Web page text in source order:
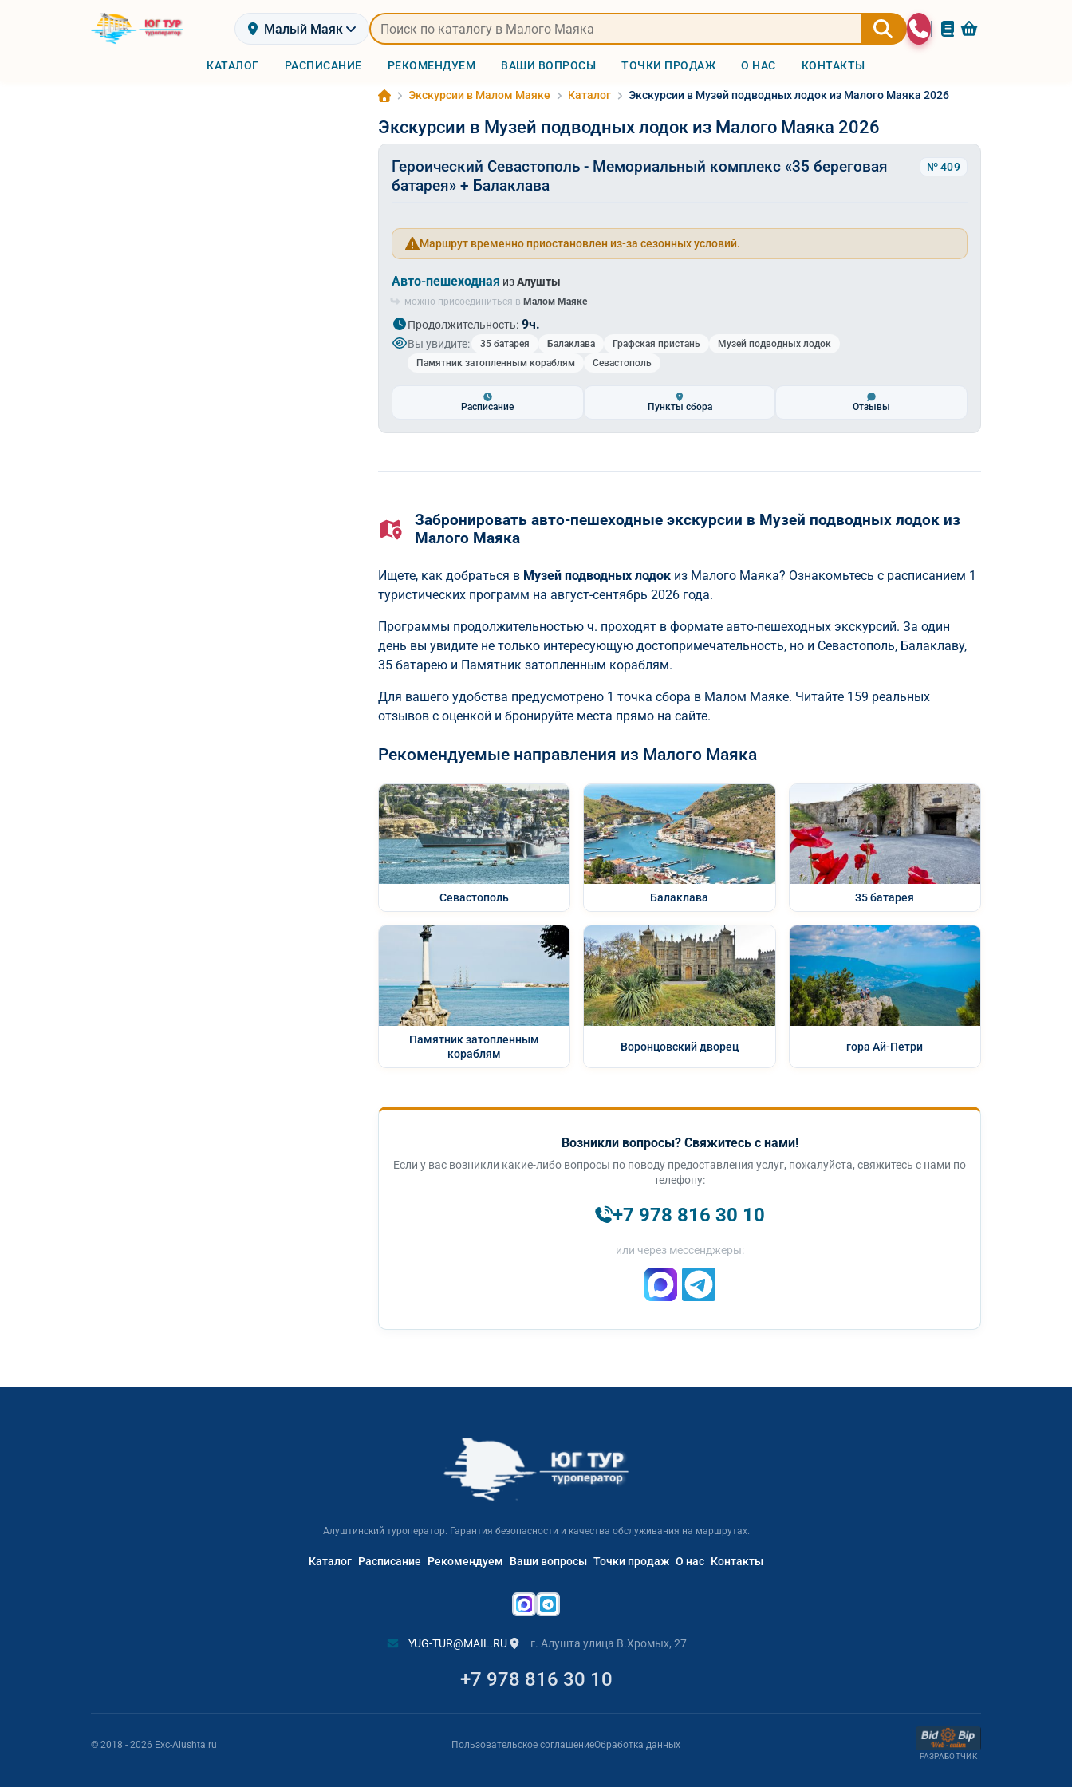
Малый Маяк
КАТАЛОГ РАСПИСАНИЕ РЕКОМЕНДУЕМ ВАШИ ВОПРОСЫ ТОЧКИ ПРОДАЖ О НАС КОНТАКТЫ
Экскурсии в Малом Маяке Каталог Экскурсии в Музей подводных лодок из Малого Маяка 2026
Экскурсии в Музей подводных лодок из Малого Маяка 2026
Героический Севастополь - Мемориальный комплекс «35 береговая
батарея» + Балаклава
№ 409
Маршрут временно приостановлен из-за сезонных условий.
Авто-пешеходная изАлушты
можно присоединиться в Малом Маяке
Продолжительность: 9ч.
Вы увидите: 35 батарея Балаклава Графская пристань
Музей подводных лодок
Памятник затопленным кораблям
Севастополь
Расписание Пункты сбора Отзывы
Забронировать авто-пешеходные экскурсии в Музей подводных лодок из
Малого Маяка
Ищете, как добраться в Музей подводных лодок из Малого Маяка? Ознакомьтесь с расписанием 1
туристических программ на август-сентябрь 2026 года.
Программы продолжительностью ч. проходят в формате авто-пешеходных экскурсий. За один
день вы увидите не только интересующую достопримечательность, но и Севастополь, Балаклаву,
35 батарею и Памятник затопленным кораблям.
Для вашего удобства предусмотрено 1 точка сбора в Малом Маяке. Читайте 159 реальных
отзывов с оценкой и бронируйте места прямо на сайте.
Рекомендуемые направления из Малого Маяка
Севастополь Балаклава 35 батарея
Памятник затопленным
кораблям
Воронцовский дворец гора Ай-Петри
Возникли вопросы? Свяжитесь с нами!
Если у вас возникли какие-либо вопросы по поводу предоставления услуг, пожалуйста, свяжитесь с нами по
телефону:
+7 978 816 30 10
или через мессенджеры:
Алуштинский туроператор. Гарантия безопасности и качества обслуживания на маршрутах.
Каталог Расписание Рекомендуем Ваши вопросы Точки продаж О нас Контакты
YUG-TUR@MAIL.RU г. Алушта улица В.Хромых, 27
+7 978 816 30 10
© 2018 - 2026 Exc-Alushta.ru Пользовательское соглашениеОбработка данных
РАЗРАБОТЧИК